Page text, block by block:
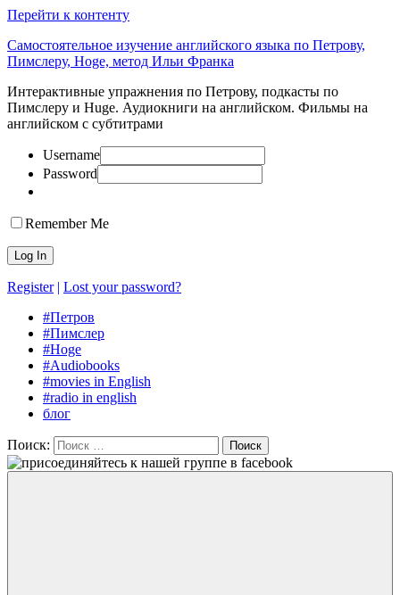
Перейти к контенту
Самостоятельное изучение английского языка по Петрову,
Пимслеру, Hoge, метод Ильи Франка
Интерактивные упражнения по Петрову, подкасты по
Пимслеру и Huge. Аудиокниги на английском. Фильмы на
английском с субтитрами
Username
Password
Remember Me
Register | Lost your password?
#Петров
#Пимслер
#Hoge
#Audiobooks
#movies in English
#radio in english
блог
Поиск: Поиск